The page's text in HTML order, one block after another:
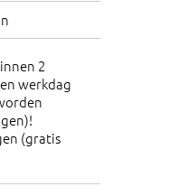
2
werkdag
(gratis